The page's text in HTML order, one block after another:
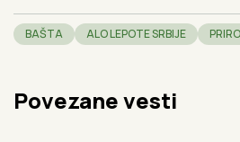
BAŠTA ALO LEPOTE SRBIJE
Povezane vesti